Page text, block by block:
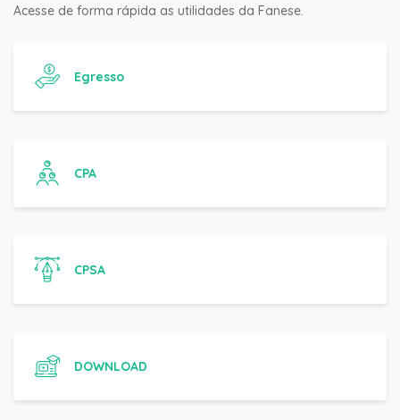
Acesse de forma rápida as utilidades da Fanese.
Egresso
CPA
CPSA
DOWNLOAD